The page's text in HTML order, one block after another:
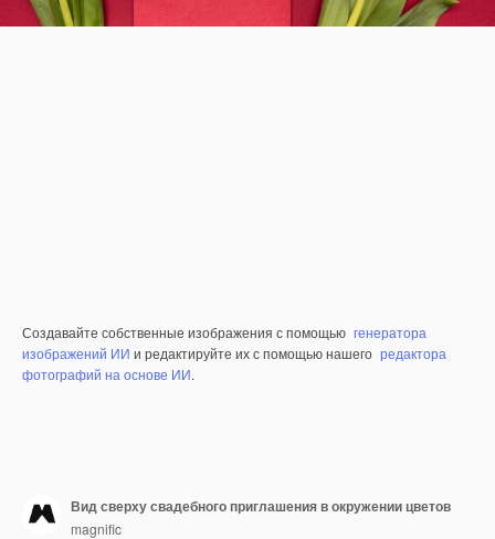
Создавайте собственные изображения с помощью генератора
изображений ИИ и редактируйте их с помощью нашего редактора
фотографий на основе ИИ.
Вид сверху свадебного приглашения в окружении цветов
magnific